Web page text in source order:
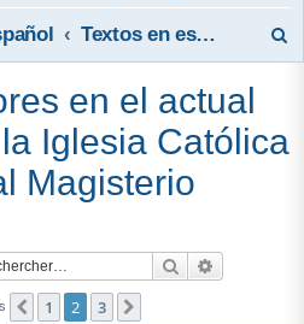
Textos en español
en el actual
Iglesia Católica
Magisterio
Rechercher
Précédent
1 2 3